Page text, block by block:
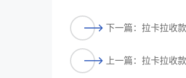
下一篇：拉卡拉收
上一篇：拉卡拉收